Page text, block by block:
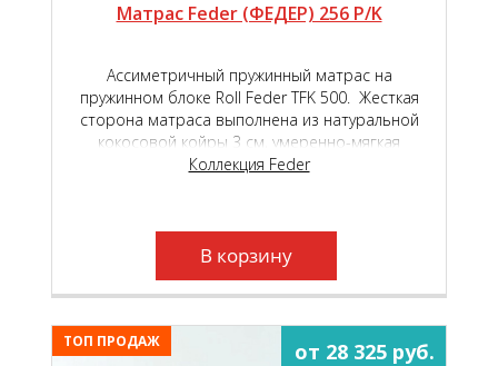
Матрас Feder (ФЕДЕР) 256 P/K
Ассиметричный пружинный матрас на
пружинном блоке Roll Feder TFK 500. Жесткая
сторона матраса выполнена из натуральной
кокосовой койры 3 см, умеренно-мягкая
сторона матраса выполнена из
Коллекция Feder
В корзину
ТОП ПРОДАЖ от 28 325 руб.